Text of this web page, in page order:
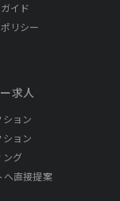
イド
リシー
求人
ョン
ション
ング
へ直接提案